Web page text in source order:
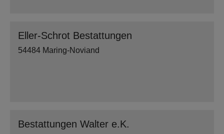
Eller-Schrot Bestattungen
54484 Maring-Noviand
Bestattungen Walter e.K.